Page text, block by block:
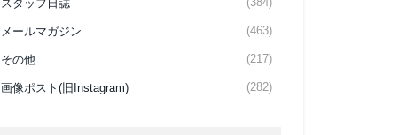
スタッフ日誌
メールマガジン (463)
その他 (217)
画像ポスト(旧Instagram) (282)